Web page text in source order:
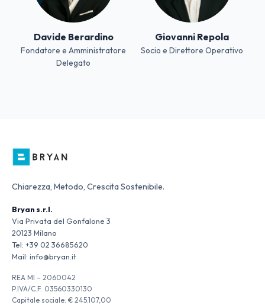
Davide Berardino
Fondatore e Amministratore
Delegato
Giovanni Repola
Socio e Direttore Operativo
Chiarezza, Metodo, Crescita Sostenibile.
Bryan s.r.l.
Via Privata del Gonfalone 3
20123 Milano
Tel: +39 02 36685620
Mail: info@bryan.it
REA MI – 2060042
P.IVA/C.F. 03560330130
Capitale sociale: € 245.107,00